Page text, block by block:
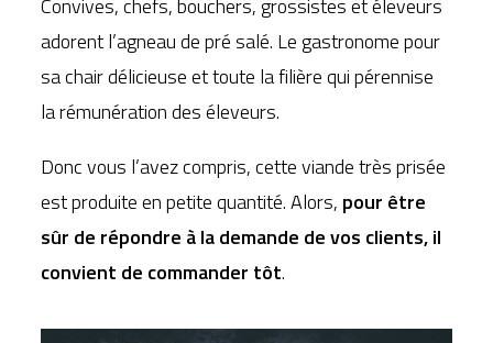
Convives, chefs, bouchers, grossistes et éleveurs
adorent l’agneau de pré salé. Le gastronome pour
sa chair délicieuse et toute la filière qui pérennise
la rémunération des éleveurs.
Donc vous l’avez compris, cette viande très prisée
est produite en petite quantité. Alors, pour être
sûr de répondre à la demande de vos clients, il
convient de commander tôt.